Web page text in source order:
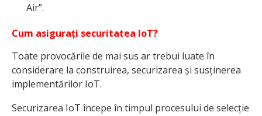
Air”.
Cum asigurați securitatea IoT?
Toate provocările de mai sus ar trebui luate în
considerare la construirea, securizarea și susținerea
implementărilor IoT.
Securizarea IoT începe în timpul procesului de selecție